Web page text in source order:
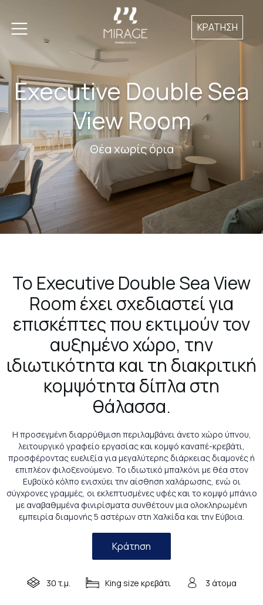
ΚΡΑΤΗΣΗ
Executive Double Sea
View Room
Θέα χωρίς όρια
Το Executive Double Sea View
Room έχει σχεδιαστεί για
επισκέπτες που εκτιμούν τον
αυξημένο χώρο, την
ιδιωτικότητα και τη διακριτική
κομψότητα δίπλα στη
θάλασσα.
Η προσεγμένη διαρρύθμιση περιλαμβάνει άνετο χώρο ύπνου,
λειτουργικό γραφείο εργασίας και κομψό καναπέ-κρεβάτι,
προσφέροντας ευελιξία για μεγαλύτερης διάρκειας διαμονές ή
επιπλέον φιλοξενούμενο. Το ιδιωτικό μπαλκόνι με θέα στον
Ευβοϊκό κόλπο ενισχύει την αίσθηση χαλάρωσης, ενώ οι
σύγχρονες γραμμές, οι εκλεπτυσμένες υφές και το κομψό μπάνιο
με αναβαθμμένα φινιρίσματα συνθέτουν μια ολοκληρωμένη
εμπειρία διαμονής 5 αστέρων στη Χαλκίδα και την Εύβοια.
Κράτηση
30 τ.μ. King size κρεβάτι 3 άτομα